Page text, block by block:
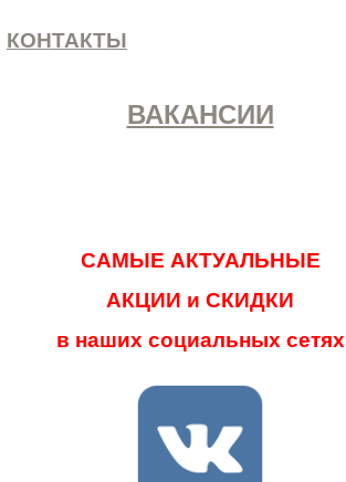
КОНТАКТЫ
ВАКАНСИИ
САМЫЕ АКТУАЛЬНЫЕ
АКЦИИ и СКИДКИ
в наших социальных сетях